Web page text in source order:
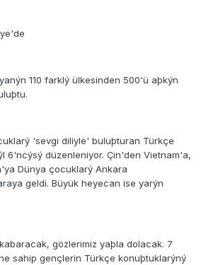
110 farklý ülkesinden 500'ü aþkýn
'sevgi diliyle' buluþturan Türkçe
6'ncýsý düzenleniyor. Çin'den Vietnam'a,
Dünya çocuklarý Ankara
geldi. Büyük heyecan ise yarýn
gözlerimiz yaþla dolacak. 7
sahip gençlerin Türkçe konuþtuklarýný